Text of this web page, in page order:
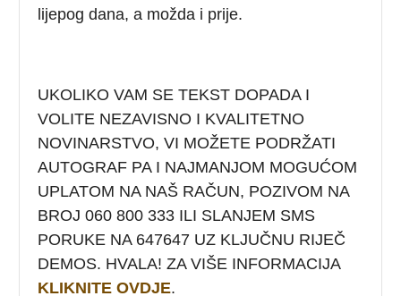
lijepog dana, a možda i prije.
UKOLIKO VAM SE TEKST DOPADA I
VOLITE NEZAVISNO I KVALITETNO
NOVINARSTVO, VI MOŽETE PODRŽATI
AUTOGRAF PA I NAJMANJOM MOGUĆOM
UPLATOM NA NAŠ RAČUN, POZIVOM NA
BROJ 060 800 333 ILI SLANJEM SMS
PORUKE NA 647647 UZ KLJUČNU RIJEČ
DEMOS. HVALA! ZA VIŠE INFORMACIJA
KLIKNITE OVDJE.